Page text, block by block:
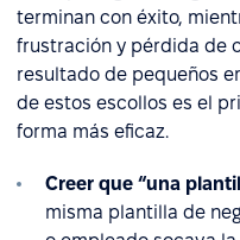
terminan con éxito,
frustración y pérdida de
resultado de pequeños
de estos escollos es el
forma más eficaz.
Creer que “una
misma plantilla de